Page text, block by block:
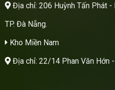
Địa chỉ: 206 Huỳnh Tấn Phát -
TP. Đà Nẵng.
Kho Miền Nam
Địa chỉ: 22/14 Phan Văn Hớn -